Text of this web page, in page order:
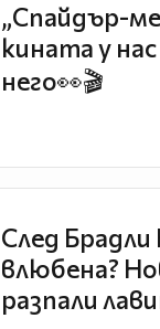
„Спайдър-
кината у
него👀🎬
След
влюбена?
разпали